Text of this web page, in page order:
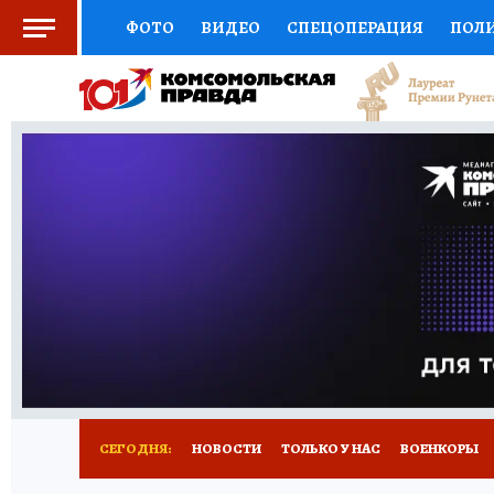
ФОТО ВИДЕО СПЕЦОПЕРАЦИЯ
СОЦПОДДЕРЖКА НАУКА СПОРТ
ВЫБОР ЭКСПЕРТОВ ДОКТОР
ПРОГНОЗЫ НА СПОРТ
НОВОЕ
СЕГОДНЯ: НОВОСТИ ТОЛЬКО У НАС ВОЕНКОРЫ